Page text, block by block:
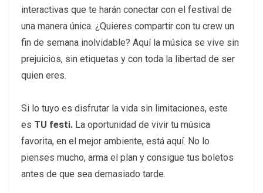
interactivas que te harán conectar con el festival de
una manera única. ¿Quieres compartir con tu crew un
fin de semana inolvidable? Aquí la música se vive sin
prejuicios, sin etiquetas y con toda la libertad de ser
quien eres.
Si lo tuyo es disfrutar la vida sin limitaciones, este
es TU festi. La oportunidad de vivir tu música
favorita, en el mejor ambiente, está aquí. No lo
pienses mucho, arma el plan y consigue tus boletos
antes de que sea demasiado tarde.